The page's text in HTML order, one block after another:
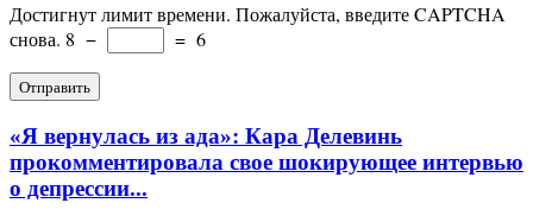
Достигнут лимит времени. Пожалуйста, введите CAPTCHA
снова. 8 − = 6
«Я вернулась из ада»: Кара Делевинь
прокомментировала свое шокирующее интервью
о депрессии...